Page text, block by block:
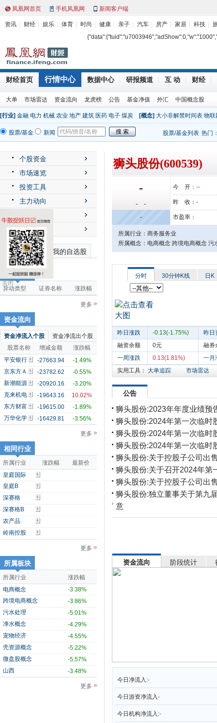
关闭
凤凰网首页 手机凤凰网 新闻客户端
资讯 财经 娱乐 体育 时尚 健康 亲子 汽车 房产 家居 科技
财经首页 行情中心 数据中心 研报频道 互 动 财经
大单 市场雷达 资金流向 龙虎榜 公告 基金净值 外汇 中国概念股
[行业] 金融 电力 机械 农业 地产 建筑 医药 电子 煤炭 [概念] 大小非解禁时间表 物联
股票/基金 新闻 股票/基金列表 热门
个股资金
市场速览
投资工具
主力动向
送配解禁
最近浏览个股 我的自选股
市场雷达
异动类型 证券名称 涨跌幅
更多
资金流向
资金净流入个股
资金净流出个股
股票名称
增减金额
涨跌幅
平安银行
-27663.94
-1.49%
京东方Ａ
-23782.62
-0.55%
新潮能源
-20920.16
-3.20%
克来机电
-19643.16
10.02%
东方财富
-19615.00
-1.89%
万华化学
-16429.81 -3.56%
更多
相同行业
所属行业 涨跌幅
最新价
皇庭国际
皇庭B
深赛格
深赛格B
农产品
岭南控股
更多
所属板块
所属行业
涨跌幅
电商概念
-3.38%
跨境电商概念
-3.86%
污水处理
-5.01%
净水概念
-4.29%
宠物经济
-4.55%
壳资源概念
-5.22%
微盘股概念
-5.57%
山西
-3.48%
更多
狮头股份(600539)
-
- -
-
今 开： --
昨 收： -
市盈率：
所属行业：商务服务业
所属概念：电商概念 跨境电商概念
分时 30分钟K线 日K
昨日涨跌 -0.13(-1.75%)
昨日
融资余额
0元
融券
一周涨跌
0.13(1.81%)
一月
实用工具： 大单追踪 市场雷达
公告
狮头股份:2023年年度业绩预
狮头股份:2024年第一次临时
狮头股份:2024年第一次临时
狮头股份:2024年第一次临时
狮头股份:关于控股子公司出
狮头股份:关于召开2024年第
狮头股份:关于控股子公司出
狮头股份:独立董事关于第九
意
资金流向 阶段统计
今日净流入:-
今日游资净流入-
今日机构净流入:-